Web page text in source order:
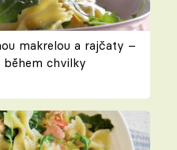
makrelou a rajčaty –
chvilky